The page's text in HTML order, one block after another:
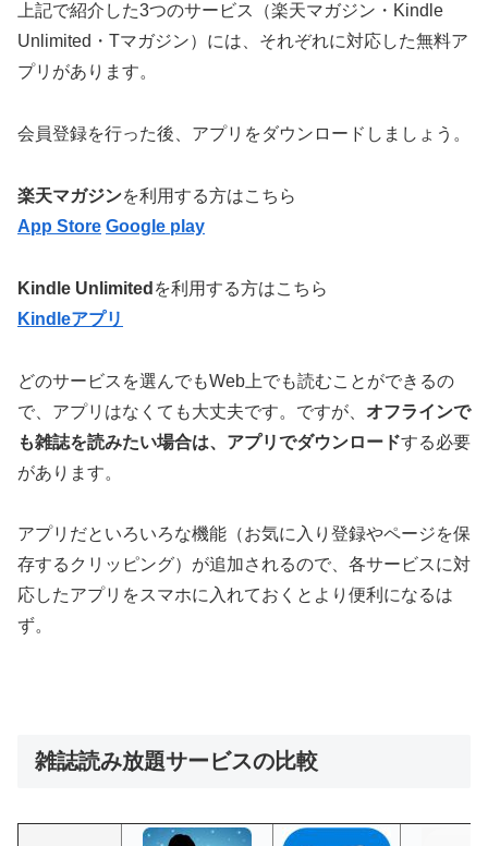
上記で紹介した3つのサービス（楽天マガジン・Kindle
Unlimited・Tマガジン）には、それぞれに対応した無料ア
プリがあります。
会員登録を行った後、アプリをダウンロードしましょう。
楽天マガジンを利用する方はこちら
App Store Google play
Kindle Unlimited を利用する方はこちら
Kindleアプリ
どのサービスを選んでもWeb上でも読むことができるの
で、アプリはなくても大丈夫です。ですが、 オフラインで
も雑誌を読みたい場合は、アプリでダウンロードする必要
があります。
アプリだといろいろな機能（お気に入り登録やページを保
存するクリッピング）が追加されるので、各サービスに対
応したアプリをスマホに入れておくとより便利になるは
ず。
雑誌読み放題サービスの比較